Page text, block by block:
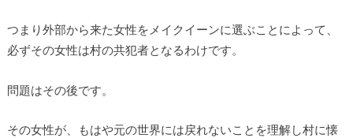
つまり外部から来た女性をメイクイーンに選ぶことによって、
必ずその女性は村の共犯者となるわけです。
問題はその後です。
その女性が、もはや元の世界には戻れないことを理解し村に懐